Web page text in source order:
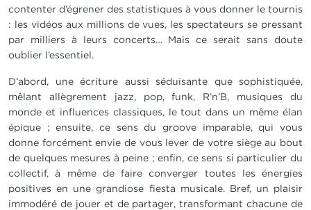
contenter d’égrener des statistiques à vous donner le tournis
: les vidéos aux millions de vues, les spectateurs se pressant
par milliers à leurs concerts… Mais ce serait sans doute
oublier l’essentiel.
D’abord, une écriture aussi séduisante que sophistiquée,
mêlant allègrement jazz, pop, funk, R’n’B, musiques du
monde et influences classiques, le tout dans un même élan
épique ; ensuite, ce sens du groove imparable, qui vous
donne forcément envie de vous lever de votre siège au bout
de quelques mesures à peine ; enfin, ce sens si particulier du
collectif, à même de faire converger toutes les énergies
positives en une grandiose fiesta musicale. Bref, un plaisir
immodéré de jouer et de partager, transformant chacune de